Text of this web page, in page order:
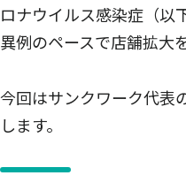
ロナウイルス感染症（以
異例のペースで店舗拡大
今回はサンクワーク代表
します。